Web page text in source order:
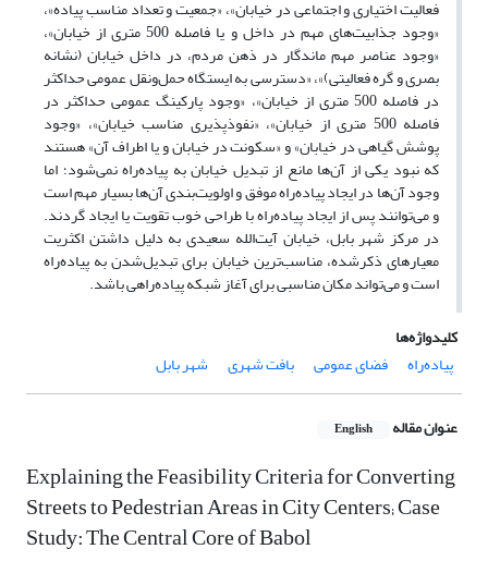
فعالیت اختیاری و اجتماعی در خیابان»، «جمعیت و تعداد مناسب پیاده»،
«وجود جذابیت‌های مهم در داخل و یا فاصله 500 متری از خیابان»،
«وجود عناصر مهم ماندگار در ذهن مردم، در داخل خیابان (نشانه
بصری و گره فعالیتی)»، «دسترسی به ایستگاه حمل‌ونقل عمومی حداکثر
در فاصله 500 متری از خیابان»، «وجود پارکینگ عمومی حداکثر در
فاصله 500 متری از خیابان»، «نفوذپذیری مناسب خیابان»، «وجود
پوشش گیاهی در خیابان» و «سکونت در خیابان و یا اطراف آن» هستند
که نبود یکی از آن‌ها مانع از تبدیل خیابان به پیاده‌راه نمی‌شود؛ اما
وجود آن‌ها در ایجاد پیاده‌راه موفق و اولویت‌بندی آن‌ها بسیار مهم است
و می‌توانند پس از ایجاد پیاده‌راه با طراحی خوب تقویت یا ایجاد گردند.
در مرکز شهر بابل، خیابان آیت‌الله سعیدی به دلیل داشتن اکثریت
معیارهای ذکرشده، مناسب‌ترین خیابان برای تبدیل‌شدن به پیاده‌راه
است و می‌تواند مکان مناسبی برای آغاز شبکه پیاده‌راهی باشد.
کلیدواژه‌ها
پیاده‌راه
فضای عمومی بافت شهری شهر بابل
عنوان مقاله English
Explaining the Feasibility Criteria for Converting
Streets to Pedestrian Areas in City Centers; Case
Study: The Central Core of Babol